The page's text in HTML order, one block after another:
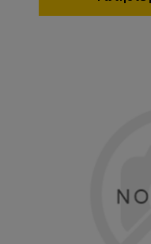
900*340*630χιλ.